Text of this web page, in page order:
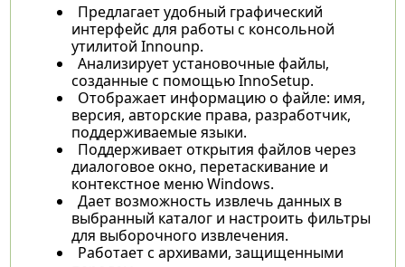
Предлагает удобный графический
интерфейс для работы с консольной
утилитой Innounp.
Анализирует установочные файлы,
созданные с помощью InnoSetup.
Отображает информацию о файле: имя,
версия, авторские права, разработчик,
поддерживаемые языки.
Поддерживает открытия файлов через
диалоговое окно, перетаскивание и
контекстное меню Windows.
Дает возможность извлечь данных в
выбранный каталог и настроить фильтры
для выборочного извлечения.
Работает с архивами, защищенными